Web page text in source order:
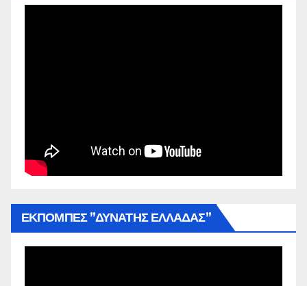
ΕΚΠΟΜΠΕΣ ”ΔΥΝΑΤΗΣ ΕΛΛΑΔΑΣ”